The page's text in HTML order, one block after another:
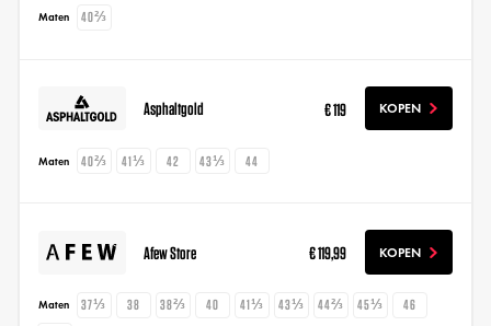
Maten 40⅔
Asphaltgold € 119 KOPEN
Maten 40⅔ 41⅓ 42 43⅓ 44
Afew Store € 119,99 KOPEN
Maten 37⅓ 38 38⅔ 40 41⅓ 43⅓ 44⅔ 45⅓
46